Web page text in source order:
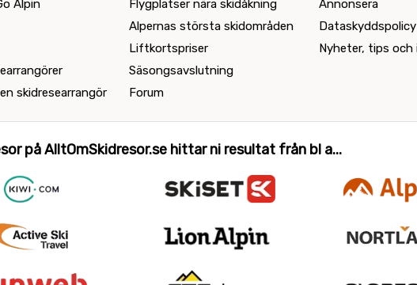
Alpin
skidresearrangör
Flygplatser nära skidåkning
Alpernas största skidområden
Liftkortspriser
Säsongsavslutning
Forum
Annonsera
Dataskyddspolicy
Nyheter, tips
på AlltOmSkidresor.se hittar ni resultat från bl a...